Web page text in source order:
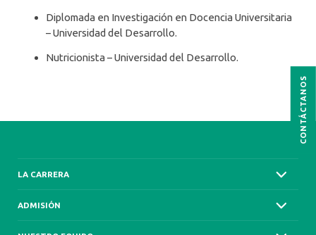
Diplomada en Investigación en Docencia Universitaria
– Universidad del Desarrollo.
Nutricionista – Universidad del Desarrollo.
CONTÁCTANOS
LA CARRERA
ADMISIÓN